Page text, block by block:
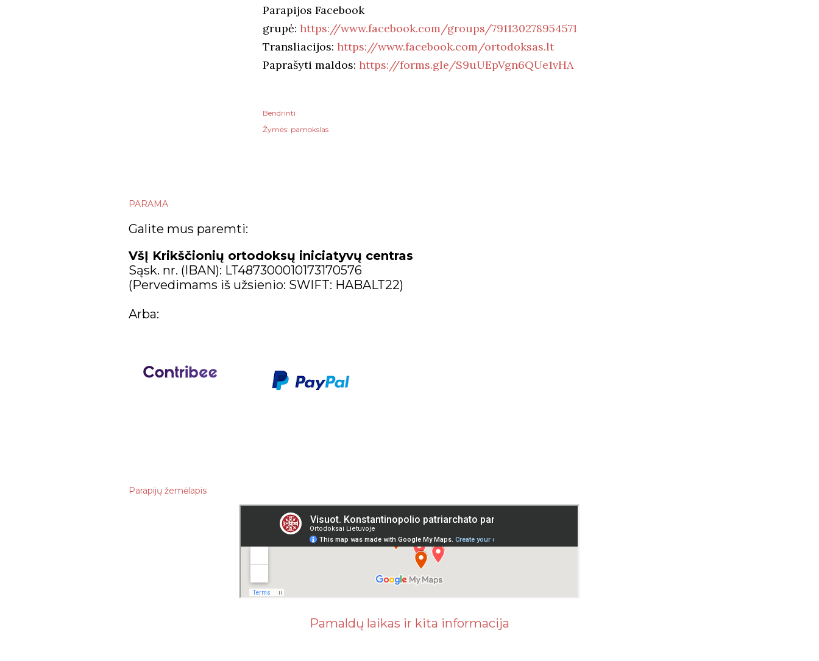
Parapijos Facebook
grupė: https://www.facebook.com/groups/791130278954571
Transliacijos: https://www.facebook.com/ortodoksas.lt
Paprašyti maldos: https://forms.gle/S9uUEpVgn6QUe1vHA
Bendrinti
Žymės: pamokslas
PARAMA
Galite mus paremti:
VšĮ Krikščionių ortodoksų iniciatyvų centras
Sąsk. nr. (IBAN): LT487300010173170576
(Pervedimams iš užsienio: SWIFT: HABALT22)
Arba:
Parapijų žemėlapis
Pamaldų laikas ir kita informacija